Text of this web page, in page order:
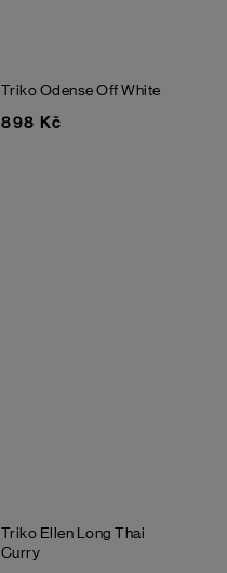
Triko OdenseOff White
898 Kč
Triko Ellen LongThai
Curry